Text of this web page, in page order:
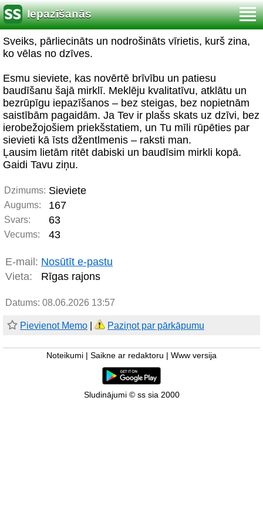
Iepazīšanās
Sveiks, pārliecināts un nodrošināts vīrietis, kurš zina,
ko vēlas no dzīves.
Esmu sieviete, kas novērtē brīvību un patiesu
baudīšanu šajā mirklī. Meklēju kvalitatīvu, atklātu un
bezrūpīgu iepazīšanos – bez steigas, bez nopietnām
saistībām pagaidām. Ja Tev ir plašs skats uz dzīvi, bez
ierobežojošiem priekšstatiem, un Tu mīli rūpēties par
sievieti kā īsts džentlmenis – raksti man.
Ļausim lietām ritēt dabiski un baudīsim mirkli kopā.
Gaidi Tavu ziņu.
Dzimums: Sieviete
Augums: 167
Svars: 63
Vecums: 43
E-mail: Nosūtīt e-pastu
Vieta:
Rīgas rajons
Datums: 08.06.2026 13:57
Pievienot Memo Paziņot par pārkāpumu
Noteikumi Saikne ar redaktoru Www versija
Sludinājumi © ss sia 2000